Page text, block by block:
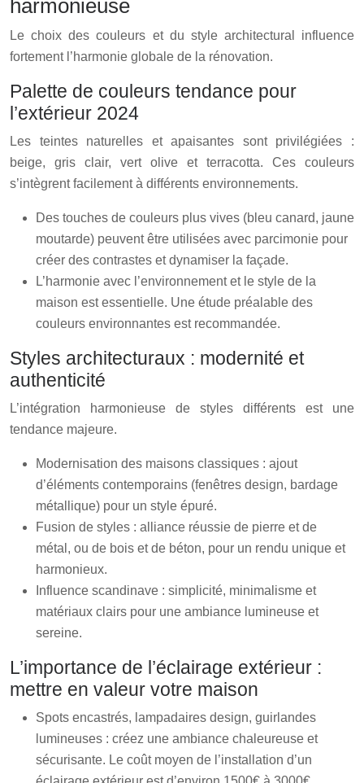
harmonieuse
Le choix des couleurs et du style architectural influence
fortement l’harmonie globale de la rénovation.
Palette de couleurs tendance pour
l’extérieur 2024
Les teintes naturelles et apaisantes sont privilégiées :
beige, gris clair, vert olive et terracotta. Ces couleurs
s’intègrent facilement à différents environnements.
Des touches de couleurs plus vives (bleu canard, jaune
moutarde) peuvent être utilisées avec parcimonie pour
créer des contrastes et dynamiser la façade.
L’harmonie avec l’environnement et le style de la
maison est essentielle. Une étude préalable des
couleurs environnantes est recommandée.
Styles architecturaux : modernité et
authenticité
L’intégration harmonieuse de styles différents est une
tendance majeure.
Modernisation des maisons classiques : ajout
d’éléments contemporains (fenêtres design, bardage
métallique) pour un style épuré.
Fusion de styles : alliance réussie de pierre et de
métal, ou de bois et de béton, pour un rendu unique et
harmonieux.
Influence scandinave : simplicité, minimalisme et
matériaux clairs pour une ambiance lumineuse et
sereine.
L’importance de l’éclairage extérieur :
mettre en valeur votre maison
Spots encastrés, lampadaires design, guirlandes
lumineuses : créez une ambiance chaleureuse et
sécurisante. Le coût moyen de l’installation d’un